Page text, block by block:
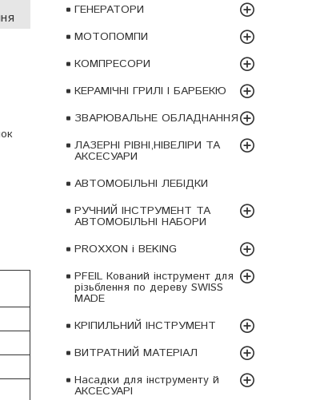
ГЕНЕРАТОРИ
МОТОПОМПИ
КОМПРЕСОРИ
КЕРАМІЧНІ ГРИЛІ І БАРБЕКЮ
ЗВАРЮВАЛЬНЕ ОБЛАДНАННЯ
ЛАЗЕРНІ РІВНІ,НІВЕЛІРИ ТА
АКСЕСУАРИ
АВТОМОБІЛЬНІ ЛЕБІДКИ
РУЧНИЙ ІНСТРУМЕНТ ТА
АВТОМОБІЛЬНІ НАБОРИ
PROXXON і BEKING
PFEIL Кований інструмент для
різьблення по дереву SWISS
MADE
КРІПИЛЬНИЙ ІНСТРУМЕНТ
ВИТРАТНИЙ МАТЕРІАЛ
Насадки для інструменту й
АКСЕСУАРІ